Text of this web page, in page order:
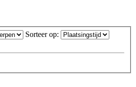
Sorteer op: